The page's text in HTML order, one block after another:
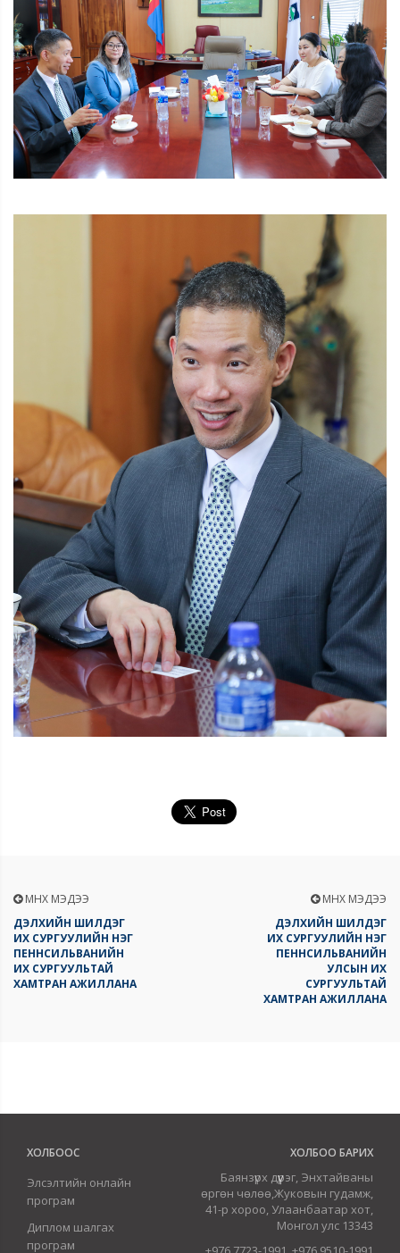
ӨМНӨХ МЭДЭЭ
ДЭЛХИЙН ШИЛДЭГ
ИХ СУРГУУЛИЙН НЭГ
ПЕННСИЛЬВАНИЙН
ИХ СУРГУУЛЬТАЙ
ХАМТРАН АЖИЛЛАНА
ӨМНӨХ МЭДЭЭ
ДЭЛХИЙН ШИЛДЭГ
ИХ СУРГУУЛИЙН НЭГ
ПЕННСИЛЬВАНИЙН
УЛСЫН ИХ
СУРГУУЛЬТАЙ
ХАМТРАН АЖИЛЛАНА
ХОЛБООС
Элсэлтийн онлайн
програм
Диплом шалгах
програм
ХОЛБОО БАРИХ
Баянзүрх дүүрэг, Энхтайваны
өргөн чөлөө,Жуковын гудамж,
41-р хороо, Улаанбаатар хот,
Монгол улс 13343